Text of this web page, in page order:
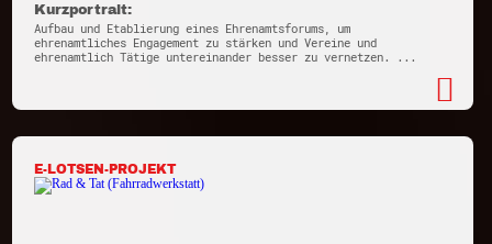
Kurzportrait:
Aufbau und Etablierung eines Ehrenamtsforums, um
ehrenamtliches Engagement zu stärken und Vereine und
ehrenamtlich Tätige untereinander besser zu vernetzen. ...
E-LOTSEN-PROJEKT